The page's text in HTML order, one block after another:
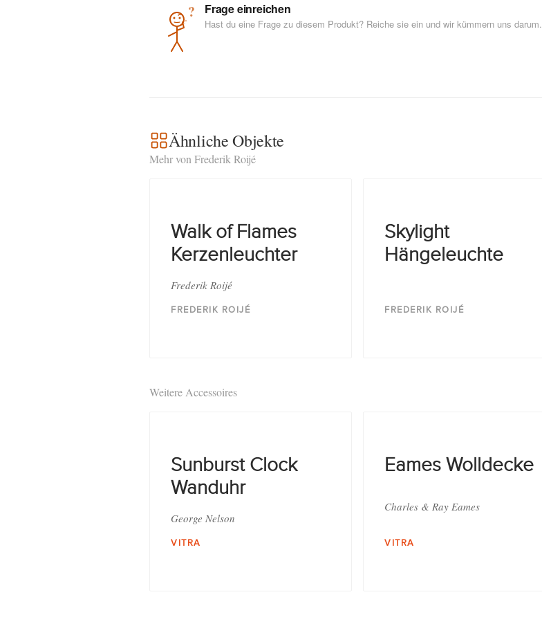
? Frage einreichen
Hast du eine Frage zu diesem Produkt? Reiche sie ein und wir kümmern uns darum.
Ähnliche Objekte
Mehr von Frederik Roijé
Walk of Flames
Kerzenleuchter
Frederik Roijé
FREDERIK ROIJÉ
Skylight
Hängeleuchte
FREDERIK ROIJÉ
Weitere Accessoires
Sunburst Clock
Wanduhr
George Nelson
VITRA
Eames Wolldecke
Charles & Ray Eames
VITRA